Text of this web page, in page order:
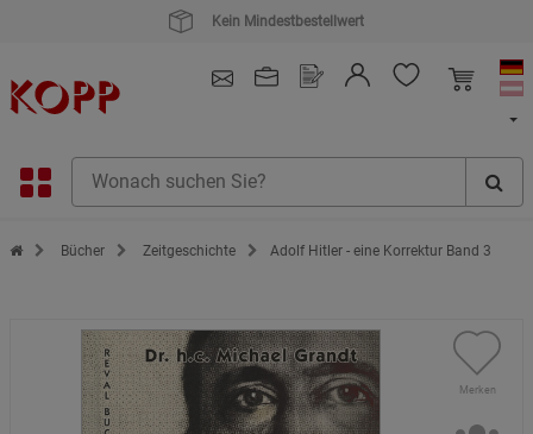
Kauf auf Rechnung
Zur Startseite des Kopp Verlag Online-Shop
Bücher Zeitgeschichte Adolf Hitler - eine Korrektur Band 3
Merken